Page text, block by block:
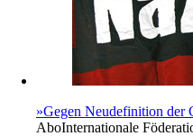
»Gegen Neudefinition der
AboInternationale